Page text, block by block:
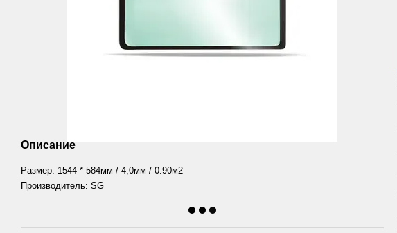
Описание
Размер: 1544 * 584мм / 4,0мм / 0.90м2
Производитель: SG